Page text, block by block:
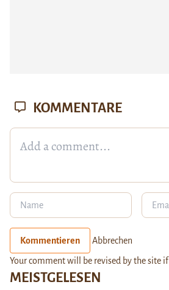
MEISTGELESEN
KOMMENTARE
Kommentieren Abbrechen
Your comment will be revised by the site if